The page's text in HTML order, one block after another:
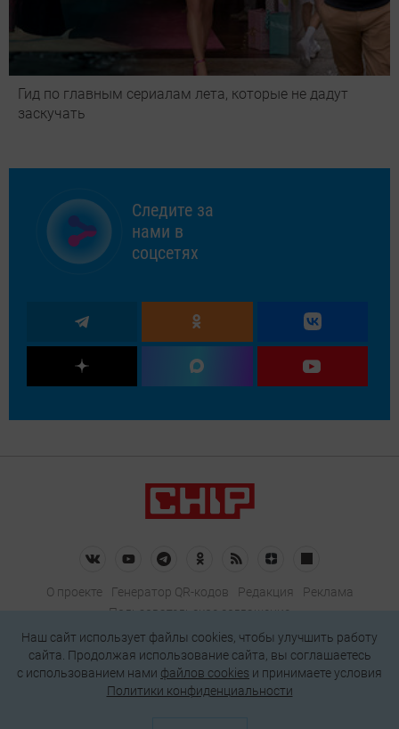
Гид по главным сериалам лета, которые не дадут
заскучать
Следите за
нами в
соцсетях
О проекте Генератор QR-кодов Редакция
Реклама
Пользовательское соглашение
Политика конфиденциальности
Подписаться на рассылку
Наш сайт использует файлы cookies, чтобы улучшить работу
сайта. Продолжая использование сайта, вы соглашаетесь
c использованием нами файлов cookies и принимаете условия
Политики конфиденциальности